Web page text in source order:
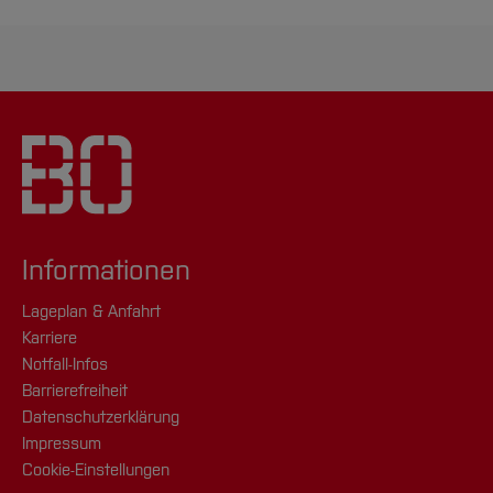
Informationen
Lageplan & Anfahrt
Karriere
Notfall-Infos
Barrierefreiheit
Datenschutzerklärung
Impressum
Cookie-Einstellungen